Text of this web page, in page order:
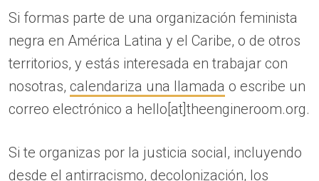
Si formas parte de una organización feminista
negra en América Latina y el Caribe, o de otros
territorios, y estás interesada en trabajar con
nosotras, calendariza una llamada o escribe un
correo electrónico a hello[at]theengineroom.org.
Si te organizas por la justicia social, incluyendo
desde el antirracismo, decolonización, los